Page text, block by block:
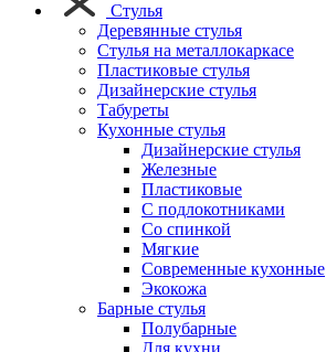
Стулья
Деревянные стулья
Стулья на металлокаркасе
Пластиковые стулья
Дизайнерские стулья
Табуреты
Кухонные стулья
Дизайнерские стулья
Железные
Пластиковые
С подлокотниками
Со спинкой
Мягкие
Современные кухонные
Экокожа
Барные стулья
Полубарные